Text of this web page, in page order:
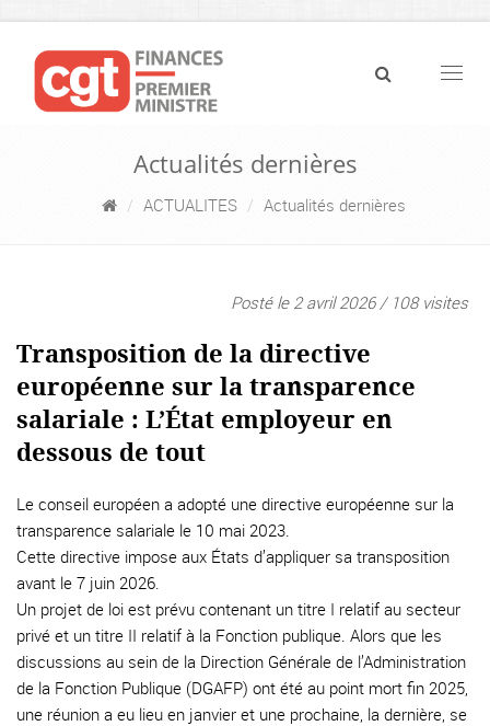
Actualités dernières
ACTUALITES Actualités dernières
Posté le 2 avril 2026 / 108 visites
Transposition de la directive
européenne sur la transparence
salariale : L’État employeur en
dessous de tout
Le conseil européen a adopté une directive européenne sur la
transparence salariale le 10 mai 2023.
Cette directive impose aux États d’appliquer sa transposition
avant le 7 juin 2026.
Un projet de loi est prévu contenant un titre I relatif au secteur
privé et un titre II relatif à la Fonction publique. Alors que les
discussions au sein de la Direction Générale de l’Administration
de la Fonction Publique (DGAFP) ont été au point mort fin 2025,
une réunion a eu lieu en janvier et une prochaine, la dernière, se